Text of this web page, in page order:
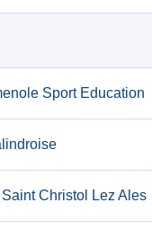
Sport Education
Christol Lez Ales